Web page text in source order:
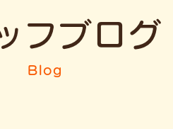
フブログ
Blog